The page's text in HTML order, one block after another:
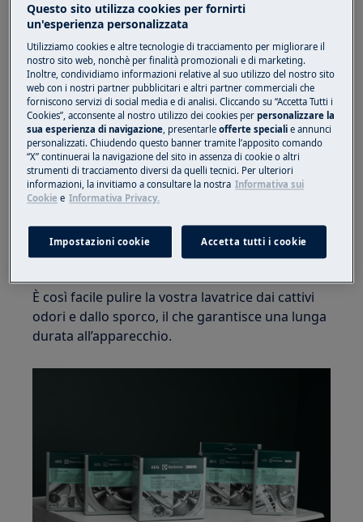
lavatrice. In questo caso vanno bene anche un
detersivo delicato, dell’aceto o dell’acido citrico.
Pulizia della lavatrice - Passo 2:
Togliete il filtro (di solito si trova in basso a
destra della vostra lavatrice) e lavatelo con
acqua pulita
Pulizia in lavatrice - Passo 3:
Aggiungete il detersivo Super Clean di Electrolux
fate funzionare la macchina senza bucato.
È così facile pulire la vostra lavatrice dai cattivi
odori e dallo sporco, il che garantisce una lunga
durata all’apparecchio.
Questo sito utilizza cookies per fornirti
un'esperienza personalizzata
Utilizziamo cookies e altre tecnologie di tracciamento per migliorare il
nostro sito web, nonchè per finalità promozionali e di marketing.
Inoltre, condividiamo informazioni relative al suo utilizzo del nostro sito
web con i nostri partner pubblicitari e altri partner commerciali che
forniscono servizi di social media e di analisi. Cliccando su “Accetta Tutti i
Cookies”, acconsente al nostro utilizzo dei cookies perpersonalizzare la
sua esperienza di navigazione, presentarleofferte speciali e annunci
personalizzati. Chiudendo questo banner tramite l’apposito comando
“X” continuerai la navigazione del sito in assenza di cookie o altri
strumenti di tracciamento diversi da quelli tecnici. Per ulteriori
informazioni, la invitiamo a consultare la nostra Informativa sui
Cookie e Informativa Privacy.
Impostazioni cookie Accetta tutti i cookie